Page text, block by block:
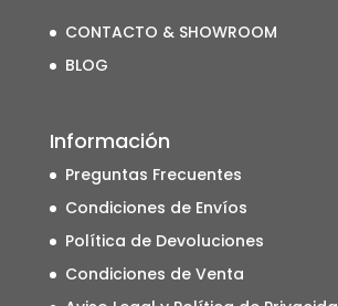
CONTACTO & SHOWROOM
BLOG
Información
Preguntas Frecuentes
Condiciones de Envíos
Política de Devoluciones
Condiciones de Venta